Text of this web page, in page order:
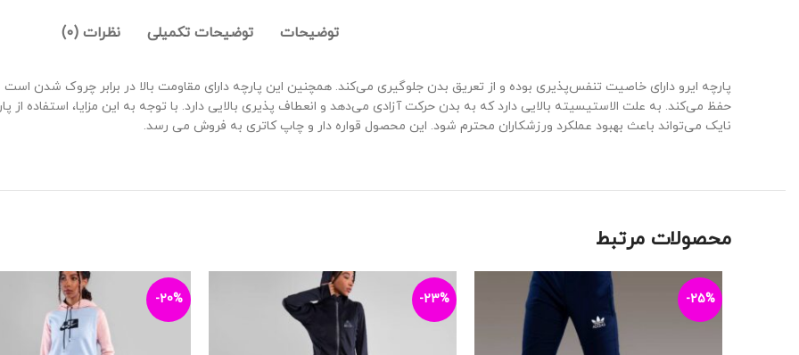
توضیحات توضیحات تکمیلی نظرات (0)
پارچه ایرو دارای خاصیت تنفس‌پذیری بوده و از تعریق بدن جلوگیری می‌کند. همچنین این پارچه دارای مقاومت بالا در برابر چروک شدن
حفظ می‌کند. به علت الاستیسیته بالایی دارد که به بدن حرکت آزادی می‌دهد و انعطاف پذیری بالایی دارد. با توجه به این مزایا، استفاده
نایک می‌تواند باعث بهبود عملکرد ورزشکاران محترم شود. این محصول قواره دار و چاپ کاتری به فروش می رسد.
محصولات مرتبط
-25%
-23%
-20%